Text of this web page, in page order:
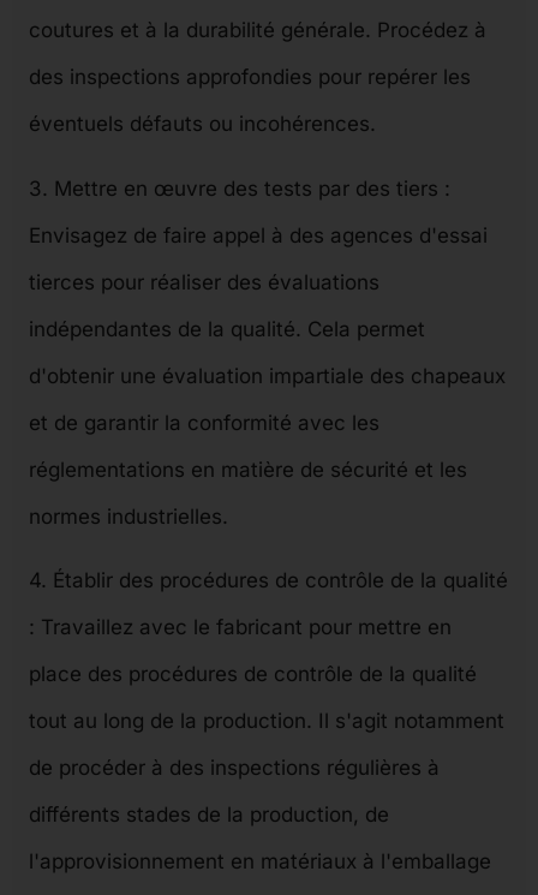
coutures et à la durabilité générale. Procédez à
des inspections approfondies pour repérer les
éventuels défauts ou incohérences.
3. Mettre en œuvre des tests par des tiers :
Envisagez de faire appel à des agences d'essai
tierces pour réaliser des évaluations
indépendantes de la qualité. Cela permet
d'obtenir une évaluation impartiale des chapeaux
et de garantir la conformité avec les
réglementations en matière de sécurité et les
normes industrielles.
4. Établir des procédures de contrôle de la qualité
: Travaillez avec le fabricant pour mettre en
place des procédures de contrôle de la qualité
tout au long de la production. Il s'agit notamment
de procéder à des inspections régulières à
différents stades de la production, de
l'approvisionnement en matériaux à l'emballage